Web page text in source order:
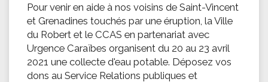
Pour venir en aide à nos voisins de Saint-Vincent
et Grenadines touchés par une éruption, la Ville
du Robert et le CCAS en partenariat avec
Urgence Caraïbes organisent du 20 au 23 avril
2021 une collecte d'eau potable. Déposez vos
dons au Service Relations publiques et